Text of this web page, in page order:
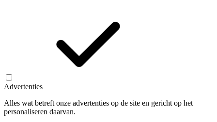
Advertenties
Alles wat betreft onze advertenties op de site en gericht op het
personaliseren daarvan.